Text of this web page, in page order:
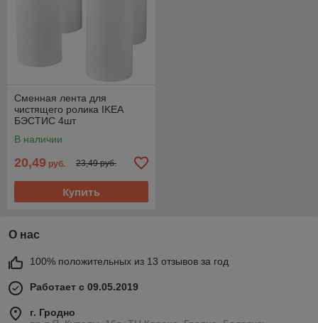
Сменная лента для
чистящего ролика IKEA
БЭСТИС 4шт
В наличии
20,49 руб. 23,49 руб.
Купить
О нас
100% положительных из 13 отзывов за год
Работает с 09.05.2019
г. Гродно